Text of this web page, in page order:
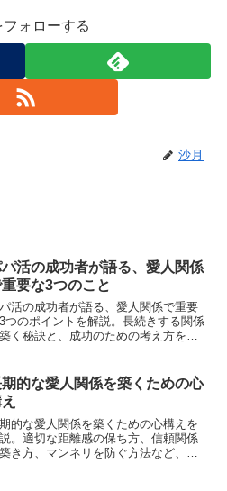
ォローする
沙月
活の成功者が語る、愛人関係
要な3つのこと
活の成功者が語る、愛人関係で重要
つのポイントを解説。長続きする関係
く秘訣と、成功のための考え方を紹
的な愛人関係を築くための心
的な愛人関係を築くための心構えを
。適切な距離感の保ち方、信頼関係
き方、マンネリを防ぐ方法など、愛